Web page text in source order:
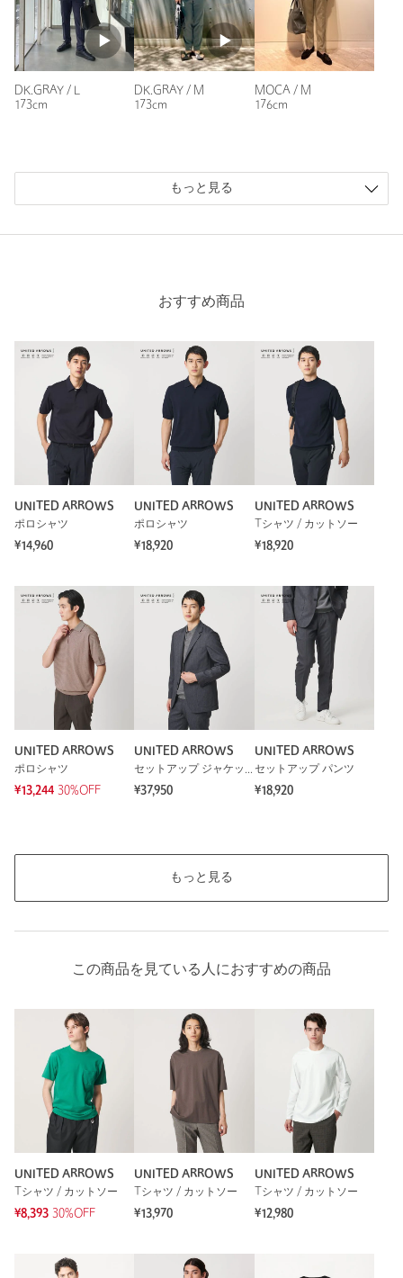
※レビューは、個人の主観による感想・体感によるもので、商品の効果や性
能を保証するものではありません。
もっと見る
DK.GRAY / L
173cm
DK.GRAY / M
173cm
MOCA / M
176cm
もっと見る
おすすめ商品
UNITED ARROWS
ポロシャツ
¥14,960
UNITED ARROWS
ポロシャツ
¥18,920
UNITED ARROWS
Tシャツ / カットソー
¥18,920
UNITED ARROWS
ポロシャツ
¥13,244 30%OFF
UNITED ARROWS
セットアップ ジャケット
¥37,950
UNITED ARROWS
セットアップ パンツ
¥18,920
もっと見る
この商品を見ている人におすすめの商品
UNITED ARROWS
Tシャツ / カットソー
¥8,393 30%OFF
UNITED ARROWS
Tシャツ / カットソー
¥13,970
UNITED ARROWS
Tシャツ / カットソー
¥12,980